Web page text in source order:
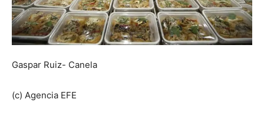
Gaspar Ruiz- Canela
(c) Agencia EFE